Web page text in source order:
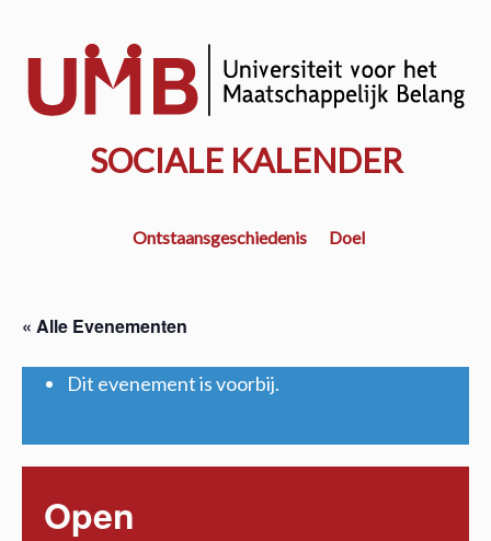
hoofd
SOCIALE KALENDER
Ontstaansgeschiedenis Doel
« Alle Evenementen
Dit evenement is voorbij.
Open